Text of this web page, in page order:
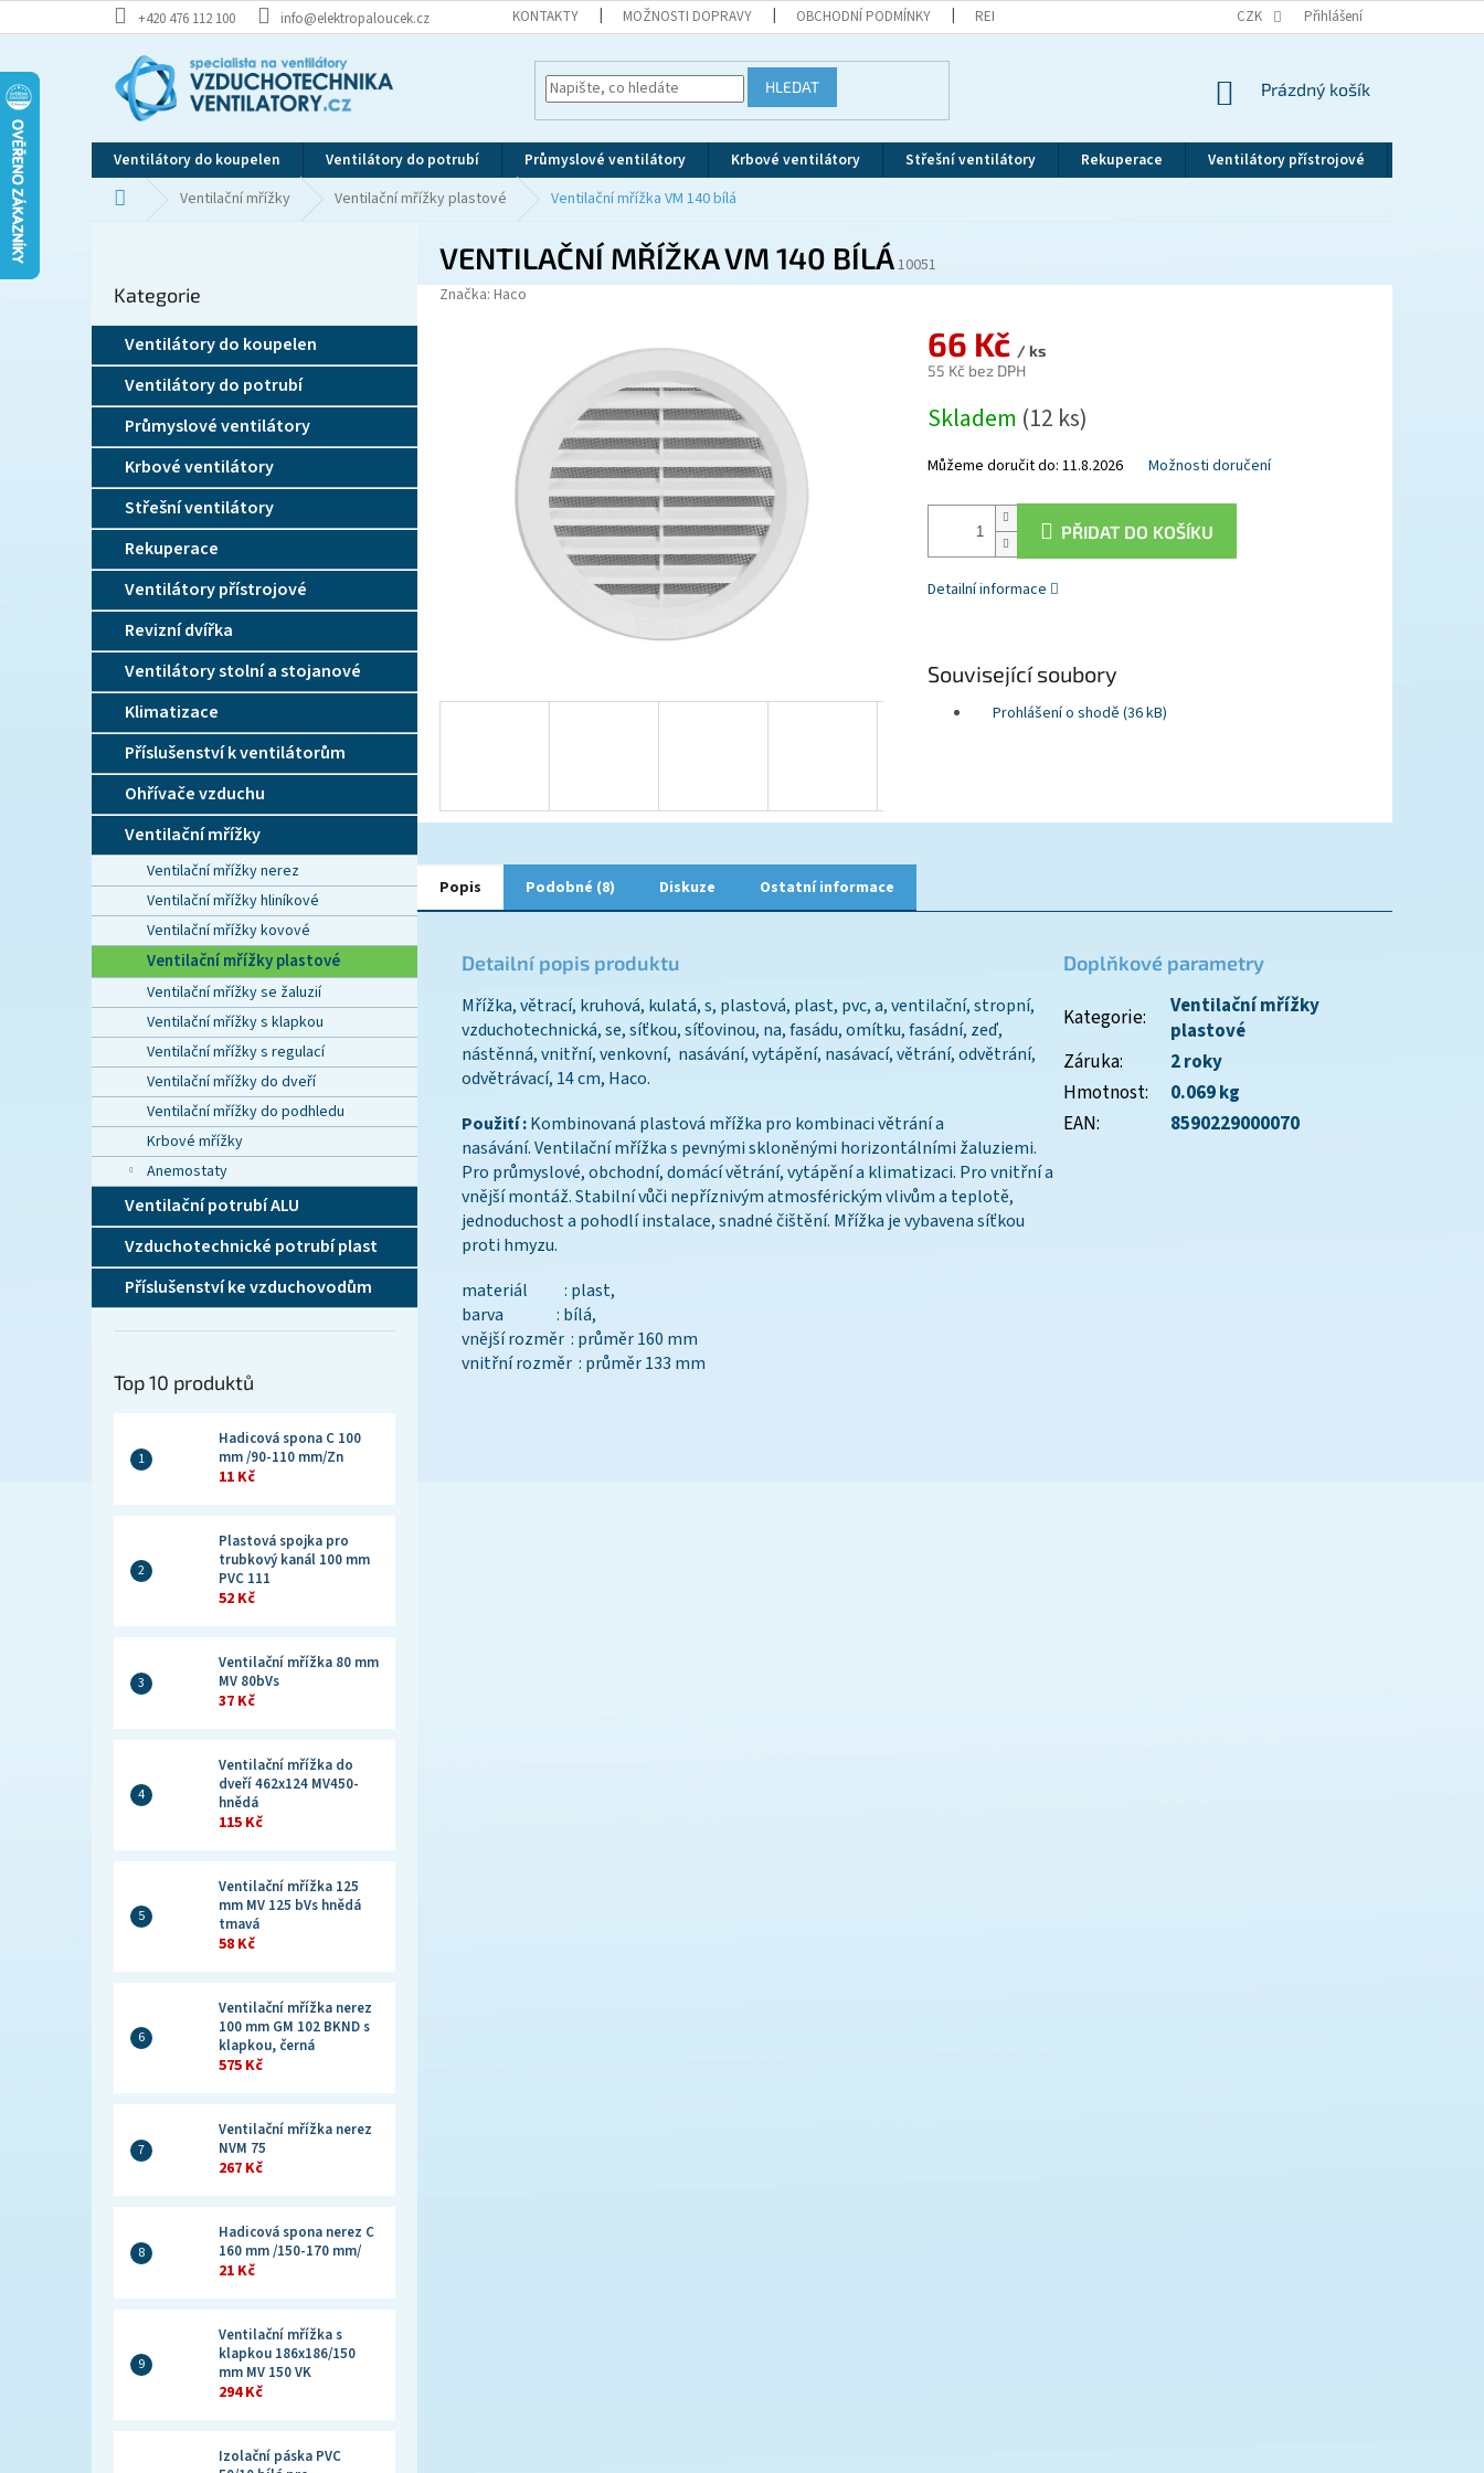
na
+420 476 112 100 info@elektropaloucek.cz KONTAKTY MOŽNOSTI DOPRAVY OBCHODNÍ PODMÍNKY REKLAMAČNÍ ŘÁD ZÁSADY OCHRANY OSOBNÍCH
CZK Přihlášení
HLEDAT
NÁKUPNÍ
Prázdný košík
Ventilátory do koupelen Ventilátory do potrubí Průmyslové ventilátory Krbové ventilátory Střešní ventilátory Rekuperace Ventilátory přístrojové
Domů Ventilační mřížky Ventilační mřížky plastové Ventilační mřížka VM 140 bílá
r
n
p
e
kategorie
Kategorie
Ventilátory do koupelen
Ventilátory do potrubí
Průmyslové ventilátory
Krbové ventilátory
Střešní ventilátory
Rekuperace
Ventilátory přístrojové
Revizní dvířka
Ventilátory stolní a stojanové
Klimatizace
Příslušenství k ventilátorům
Ohřívače vzduchu
Ventilační mřížky
Ventilační mřížky nerez
Ventilační mřížky hliníkové
Ventilační mřížky kovové
Ventilační mřížky plastové
Ventilační mřížky se žaluzií
Ventilační mřížky s klapkou
Ventilační mřížky s regulací
Ventilační mřížky do dveří
Ventilační mřížky do podhledu
Krbové mřížky
Anemostaty
Ventilační potrubí ALU
Vzduchotechnické potrubí plast
Příslušenství ke vzduchovodům
Top 10 produktů
Hadicová spona C 100
mm /90-110 mm/Zn
11 Kč
Plastová spojka pro
trubkový kanál 100 mm
PVC 111
52 Kč
Ventilační mřížka 80 mm
MV 80bVs
37 Kč
Ventilační mřížka do
dveří 462x124 MV450-
hnědá
115 Kč
Ventilační mřížka 125
mm MV 125 bVs hnědá
tmavá
58 Kč
Ventilační mřížka nerez
100 mm GM 102 BKND s
klapkou, černá
575 Kč
Ventilační mřížka nerez
NVM 75
267 Kč
Hadicová spona nerez C
160 mm /150-170 mm/
21 Kč
Ventilační mřížka s
klapkou 186x186/150
mm MV 150 VK
294 Kč
Izolační páska PVC
VENTILAČNÍ MŘÍŽKA VM 140 BÍLÁ10051
Značka: Haco
66 Kč / ks
55 Kč bez DPH
cena:
Skladem (12 ks)
Můžeme doručit do: 11.8.2026 Možnosti doručení
PŘIDAT DO KOŠÍKU
Detailní informace
Související soubory
Prohlášení o shodě (36 kB)
Popis Podobné (8) Diskuze Ostatní informace
Detailní popis produktu
Mřížka, větrací, kruhová, kulatá, s, plastová, plast, pvc, a, ventilační, stropní,
vzduchotechnická, se, síťkou, síťovinou, na, fasádu, omítku, fasádní, zeď,
nástěnná, vnitřní, venkovní, nasávání, vytápění, nasávací, větrání, odvětrání,
odvětrávací, 14 cm, Haco.
Použití :Kombinovaná plastová mřížka pro kombinaci větrání a
nasávání. Ventilační mřížka s pevnými skloněnými horizontálními žaluziemi.
Pro průmyslové, obchodní, domácí větrání, vytápění a klimatizaci. Pro vnitřní a
vnější montáž. Stabilní vůči nepříznivým atmosférickým vlivům a teplotě,
jednoduchost a pohodlí instalace, snadné čištění. Mřížka je vybavena síťkou
proti hmyzu.
materiál : plast,
barva : bílá,
vnější rozměr : průměr 160 mm
vnitřní rozměr : průměr 133 mm
Doplňkové parametry
Kategorie:
Ventilační mřížky
plastové
Záruka:
2 roky
Hmotnost:
0.069 kg
EAN: 8590229000070